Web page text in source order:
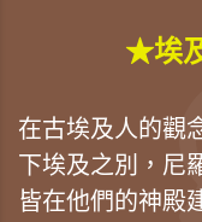
★埃
在古埃及人的觀
下埃及之別，尼
皆在他們的神殿